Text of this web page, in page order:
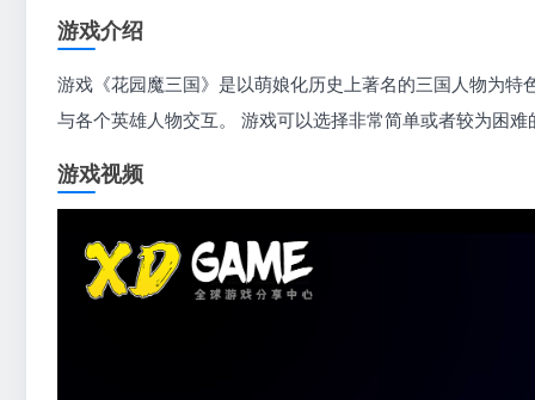
游戏介绍
游戏《花园魔三国》是以萌娘化历史上著名的三国人物为
与各个英雄人物交互。 游戏可以选择非常简单或者较为困
游戏视频